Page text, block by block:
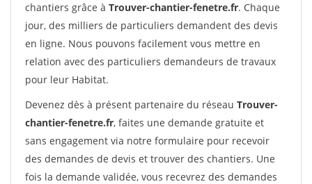
chantiers grâce à Trouver-chantier-fenetre.fr. Chaque
jour, des milliers de particuliers demandent des devis
en ligne. Nous pouvons facilement vous mettre en
relation avec des particuliers demandeurs de travaux
pour leur Habitat.
Devenez dès à présent partenaire du réseau Trouver-
chantier-fenetre.fr, faites une demande gratuite et
sans engagement via notre formulaire pour recevoir
des demandes de devis et trouver des chantiers. Une
fois la demande validée, vous recevrez des demandes